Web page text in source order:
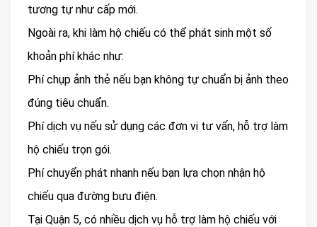
tương tự như cấp mới.
Ngoài ra, khi làm hộ chiếu có thể phát sinh một số
khoản phí khác như:
Phí chụp ảnh thẻ nếu bạn không tự chuẩn bị ảnh theo
đúng tiêu chuẩn.
Phí dịch vụ nếu sử dụng các đơn vị tư vấn, hỗ trợ làm
hộ chiếu trọn gói.
Phí chuyển phát nhanh nếu bạn lựa chọn nhận hộ
chiếu qua đường bưu điện.
Tại Quận 5, có nhiều dịch vụ hỗ trợ làm hộ chiếu với